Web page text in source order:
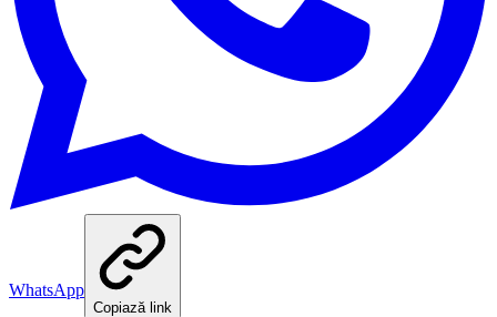
WhatsApp
Copiază link